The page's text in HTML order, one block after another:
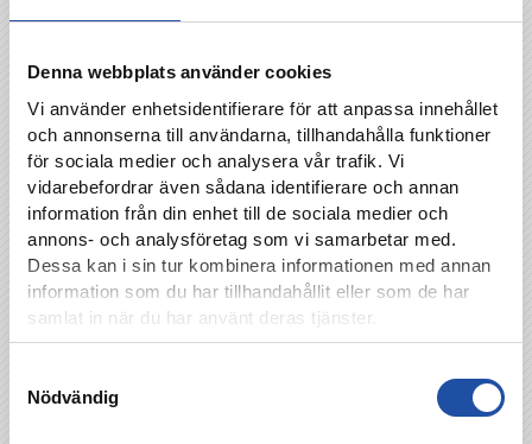
Denna webbplats använder cookies
Vi använder enhetsidentifierare för att anpassa innehållet
och annonserna till användarna, tillhandahålla funktioner
för sociala medier och analysera vår trafik. Vi
vidarebefordrar även sådana identifierare och annan
information från din enhet till de sociala medier och
annons- och analysföretag som vi samarbetar med.
Dessa kan i sin tur kombinera informationen med annan
information som du har tillhandahållit eller som de har
samlat in när du har använt deras tjänster.
Nödvändig